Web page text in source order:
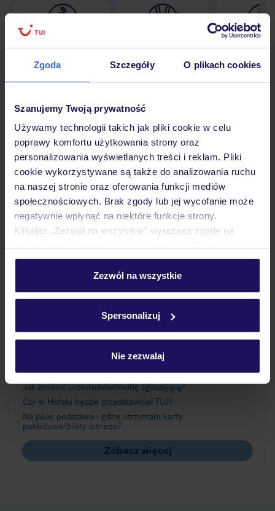
Zgoda Szczegóły O plikach cookies
Szanujemy Twoją prywatność
Używamy technologii takich jak pliki cookie w celu
poprawy komfortu użytkowania strony oraz
personalizowania wyświetlanych treści i reklam. Pliki
cookie wykorzystywane są także do analizowania ruchu
na naszej stronie oraz oferowania funkcji mediów
społecznościowych. Brak zgody lub jej wycofanie może
negatywnie wpłynąć na niektóre funkcje strony.
Klikając „Zezwól na wszystkie” wyrażasz zgodę na
personalizować swój wybór wchodząc w zakładkę
Szczegółowe informacje o plikach cookie znajdziesz
Zezwól na wszystkie
Spersonalizuj
Nie zezwalaj
podróży w Polsce
30 lat w
Hotel
Pokoje
Wyżywienie
Ważne informacje
Jak zmienić uczestników/osobę zgłaszającą?
Czy w Hotelu będzie przedstawiciel TUI?
Na jakiej podstawie i gdzie otrzymam karty
pokładowe/bilety lotnicze?
Zobacz więcej